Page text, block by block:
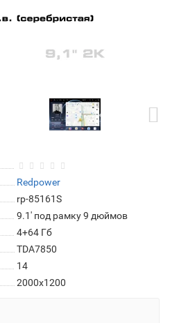
Redpower
rp-85161S
9.1' под рамку 9 дюймов
4+64 Гб
TDA7850
14
2000x1200